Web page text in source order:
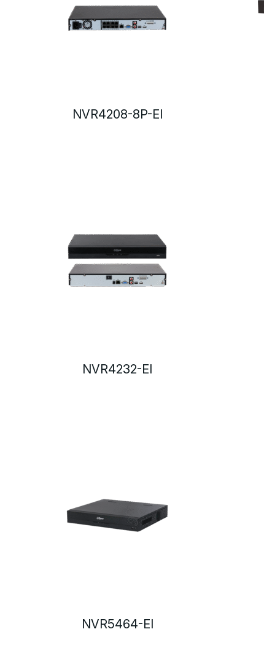
NVR4208-8P-EI
NVR4232-EI
NVR5464-EI